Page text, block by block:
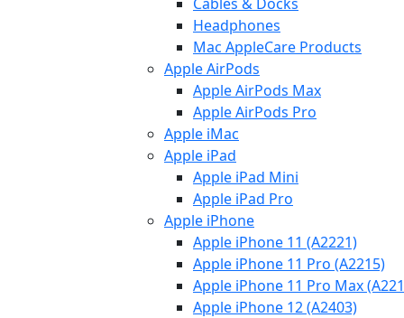
Headphones
Mac AppleCare Products
Apple AirPods
Apple AirPods Max
Apple AirPods Pro
Apple iMac
Apple iPad
Apple iPad Mini
Apple iPad Pro
Apple iPhone
Apple iPhone 11 (A2221)
Apple iPhone 11 Pro (A2215)
Apple iPhone 11 Pro Max
Apple iPhone 12 (A2403)